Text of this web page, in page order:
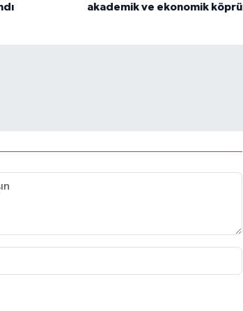
akademik ve ekonomik köprü